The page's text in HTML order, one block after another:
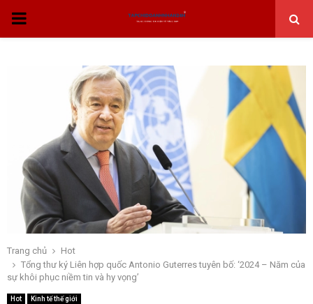
THỰC
Trang chủ
Hot
Tổng thư ký Liên hợp quốc Antonio Guterres tuyên bố: ‘2024 – Năm của
sự khôi phục niềm tin và hy vọng’
Hot Kinh tế thế giới